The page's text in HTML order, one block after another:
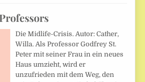
Die Midlife-Crisis. Autor: Cather,
Willa. Als Professor Godfrey St.
Peter mit seiner Frau in ein neues
Haus umzieht, wird er
unzufrieden mit dem Weg, den